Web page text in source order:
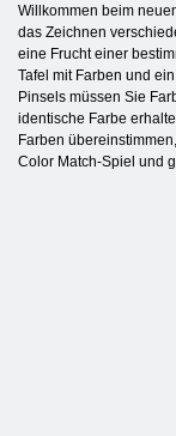
Willkommen beim
das Zeichnen
eine Frucht einer
Tafel mit Farben und
Pinsels müssen Sie
identische Farbe
Farben
Color Match-Spiel und